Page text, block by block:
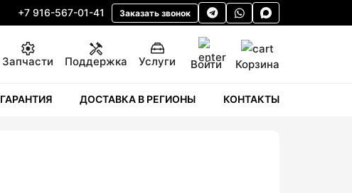
+7 916-567-01-41 Заказать звонок
Запчасти Поддержка Услуги Войти Корзина
ГАРАНТИЯ ДОСТАВКА В РЕГИОНЫ КОНТАКТЫ